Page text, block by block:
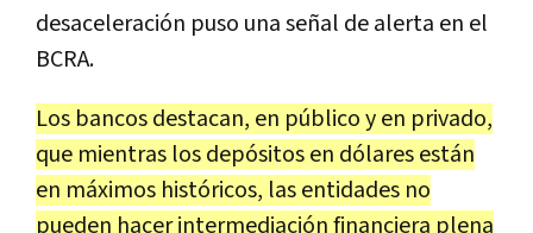
desaceleración puso una señal de alerta en el
BCRA.
Los bancos destacan, en público y en privado,
que mientras los depósitos en dólares están
en máximos históricos, las entidades no
pueden hacer intermediación financiera plena